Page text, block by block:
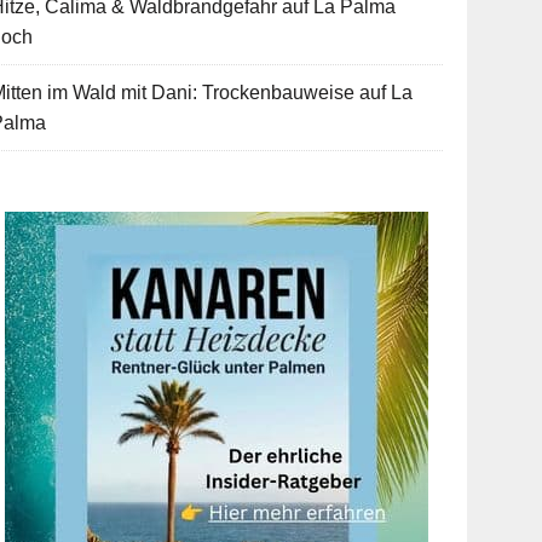
Calima & Waldbrandgefahr auf La Palma
im Wald mit Dani: Trockenbauweise auf La